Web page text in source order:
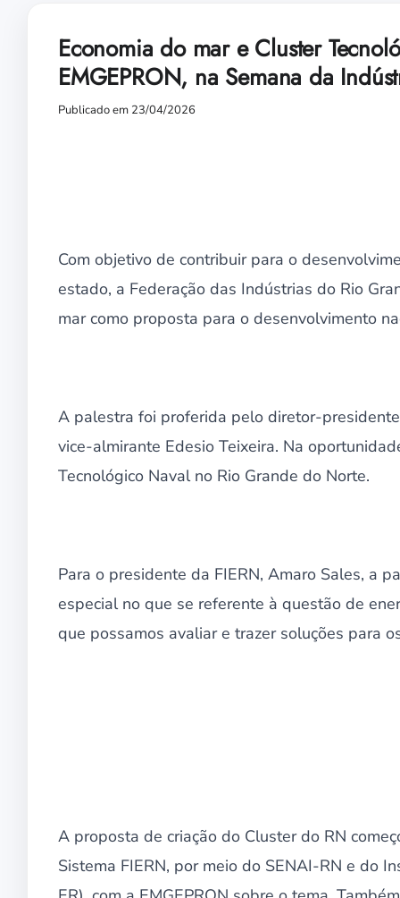
Economia do mar e Cluster
EMGEPRON, na Semana da
Publicado em 23/04/2026
Com objetivo de contribuir para o
estado, a Federação das Indústrias do Rio
mar como proposta para o desenvolvimento
A palestra foi proferida pelo diretor-
vice-almirante Edesio Teixeira. Na
Tecnológico Naval no Rio Grande do Norte.
Para o presidente da FIERN, Amaro Sales, a
especial no que se referente à questão de
que possamos avaliar e trazer soluções para
A proposta de criação do Cluster do RN
Sistema FIERN, por meio do SENAI-RN e do